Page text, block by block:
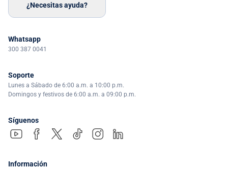
¿Necesitas ayuda?
Whatsapp
300 387 0041
Soporte
Lunes a Sábado de 6:00 a.m. a 10:00 p.m.
Domingos y festivos de 6:00 a.m. a 09:00 p.m.
Síguenos
Información